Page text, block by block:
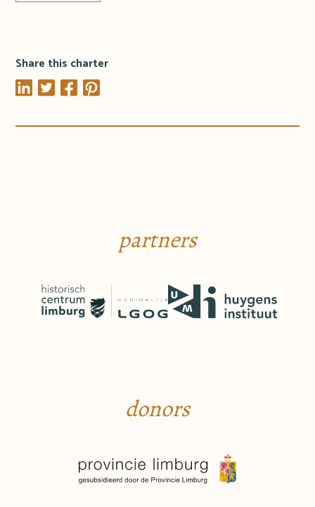
Share this charter
partners
donors